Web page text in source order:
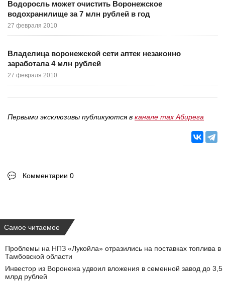
Водоросль может очистить Воронежское
водохранилище за 7 млн рублей в год
27 февраля 2010
Владелица воронежской сети аптек незаконно
заработала 4 млн рублей
27 февраля 2010
Первыми эксклюзивы публикуются в канале max Абирега
Комментарии 0
Самое читаемое
Проблемы на НПЗ «Лукойла» отразились на поставках топлива в
Тамбовской области
Инвестор из Воронежа удвоил вложения в семенной завод до 3,5
млрд рублей